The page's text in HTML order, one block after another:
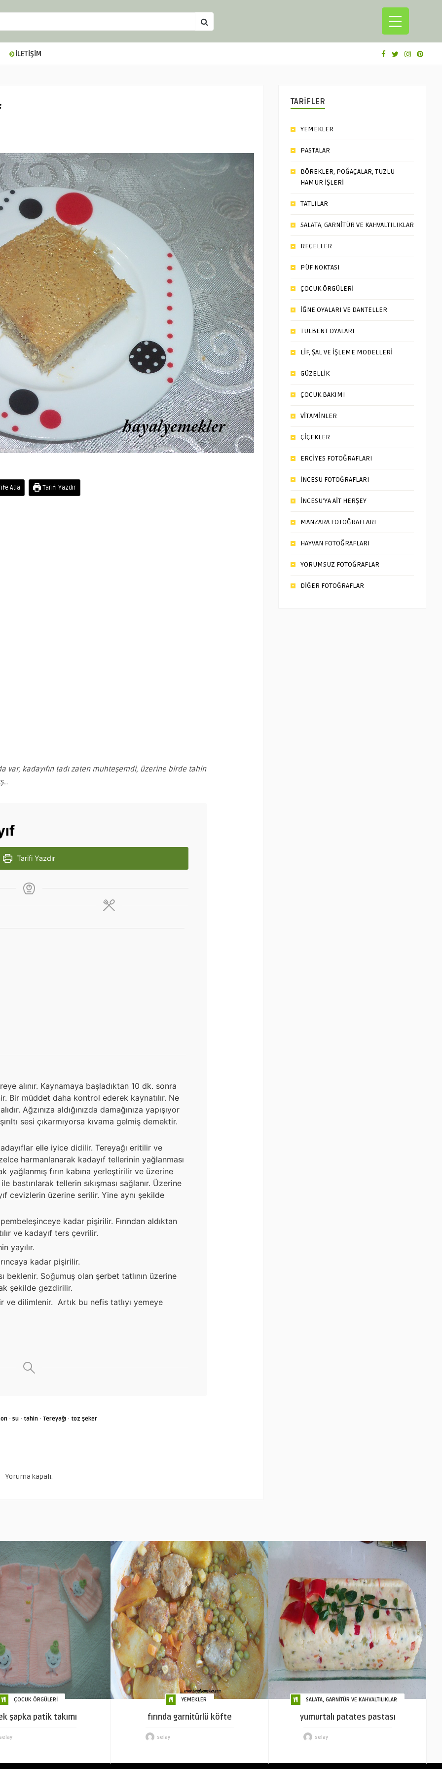
İLETİŞİM
Atla Tarifi Yazdır
var, kadayıfın tadı zaten muhteşemdi, üzerine birde tahin
Tarifi Yazdır
alınır. Kaynamaya başladıktan 10 dk. sonra
Bir müddet daha kontrol ederek kaynatılır. Ne
Ağzınıza aldığınızda damağınıza yapışıyor
sesi çıkarmıyorsa kıvama gelmiş demektir.
elle iyice didilir. Tereyağı eritilir ve
harmanlanarak kadayıf tellerinin yağlanması
yağlanmış fırın kabına yerleştirilir ve üzerine
tellerin sıkışması sağlanır. Üzerine
cevizlerin üzerine serilir. Yine aynı şekilde
pembeleşinceye kadar pişirilir. Fırından aldıktan
ve kadayıf ters çevrilir.
yayılır.
kadar pişirilir.
beklenir. Soğumuş olan şerbet tatlının üzerine
şekilde gezdirilir.
dilimlenir. Artık bu nefis tatlıyı yemeye
· su · tahin · Tereyağı · toz şeker
Yoruma kapalı.
TARİFLER
YEMEKLER
PASTALAR
BÖREKLER, POĞAÇALAR, TUZLU
HAMUR İŞLERİ
TATLILAR
SALATA, GARNİTÜR VE KAHVALTILIKLAR
REÇELLER
PÜF NOKTASI
ÇOCUK ÖRGÜLERİ
İĞNE OYALARI VE DANTELLER
TÜLBENT OYALARI
LİF, ŞAL VE İŞLEME MODELLERİ
GÜZELLİK
ÇOCUK BAKIMI
VİTAMİNLER
ÇİÇEKLER
ERCİYES FOTOĞRAFLARI
İNCESU FOTOĞRAFLARI
İNCESU’YA AİT HERŞEY
MANZARA FOTOĞRAFLARI
HAYVAN FOTOĞRAFLARI
YORUMSUZ FOTOĞRAFLAR
DİĞER FOTOĞRAFLAR
ÇOCUK ÖRGÜLERİ
şapka patik takımı
YEMEKLER
fırında garnitürlü köfte
selay
SALATA, GARNİTÜR VE KAHVALTILIKLAR
yumurtalı patates pastası
selay